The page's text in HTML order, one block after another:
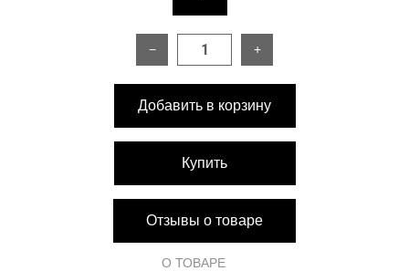
− +
Добавить в корзину
Купить
Отзывы о товаре
О ТОВАРЕ